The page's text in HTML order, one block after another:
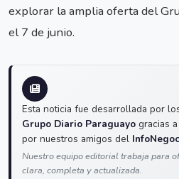
explorar la amplia oferta del
el 7 de junio.
Esta noticia fue desarrollada por
Grupo Diario Paraguayo gracias
por nuestros amigos del
Nuestro equipo editorial trabaja para
clara, completa y actualizada.